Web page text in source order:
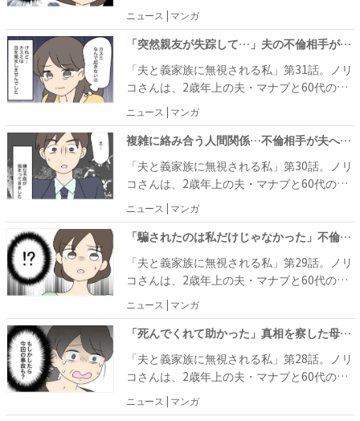
父母と暮らしていますが、今では夫と義父母
に無視されてしまう関係になってしまいまし
た。 夫から何も相談なくマイホーム貯金を義
実家のリフォーム代に使われ、なし崩し的に
義父母との同居が始まりましたが、1年経っ
ても同居は解消されませんでした。
ニュース | マンガ
「突然親友が失踪して…」夫の不倫相手が語る衝撃の事件 #夫と義家族に無視される 31
「夫と義家族に無視される私」第31話。ノリ
コさんは、2歳年上の夫・マナブと60代の義
父母と暮らしていますが、今では夫と義父母
に無視されてしまう関係になってしまいまし
た。 夫から何も相談なくマイホーム貯金を義
実家のリフォーム代に使われ、なし崩し的に
義父母との同居が始まりましたが、1年経っ
ても同居は解消されませんでした。
ニュース | マンガ
複雑に絡み合う人間関係…不倫相手が夫へ報復を決意した理由とは？ #夫と義家族に無視される 30
「夫と義家族に無視される私」第30話。ノリ
コさんは、2歳年上の夫・マナブと60代の義
父母と暮らしていますが、今では夫と義父母
に無視されてしまう関係になってしまいまし
た。 夫から何も相談なくマイホーム貯金を義
実家のリフォーム代に使われ、なし崩し的に
義父母との同居が始まりましたが、1年経っ
ても同居は解消されませんでした。
ニュース | マンガ
「騙されたのは私だけじゃなかった」不倫相手と義家族の間に隠された真実 #夫と義家族に無視される 29
「夫と義家族に無視される私」第29話。ノリ
コさんは、2歳年上の夫・マナブと60代の義
父母と暮らしていますが、今では夫と義父母
に無視されてしまう関係になってしまいまし
た。 夫から何も相談なくマイホーム貯金を義
実家のリフォーム代に使われ、なし崩し的に
義父母との同居が始まりましたが、1年経っ
ても同居は解消されませんでした。
ニュース | マンガ
「死んでくれて助かった」真相を察した母…母の遺言ですべてを知った娘は…？ #夫と義家族に無視される 28
「夫と義家族に無視される私」第28話。ノリ
コさんは、2歳年上の夫・マナブと60代の義
父母と暮らしていますが、今では夫と義父母
に無視されてしまう関係になってしまいまし
ニュース | マンガ